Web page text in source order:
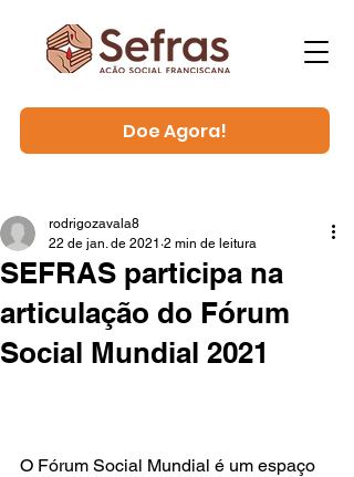
Doe Agora!
SEFRAS participa na
articulação do Fórum
Social Mundial 2021
rodrigozavala8
22 de jan. de 2021 2 min de leitura
O Fórum Social Mundial é um espaço